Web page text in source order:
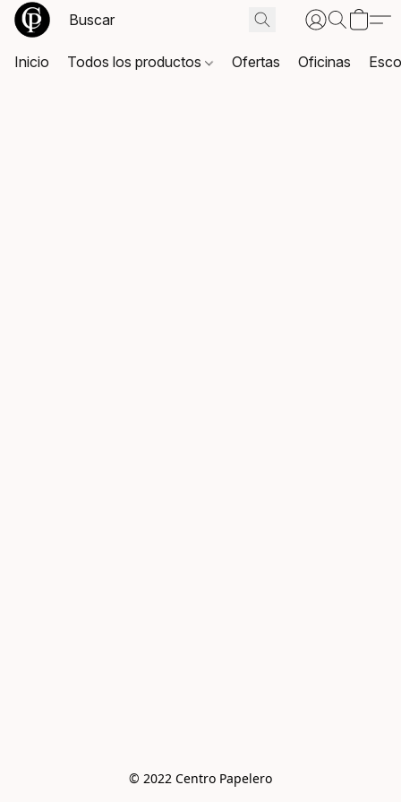
Inicio Todos los productos Ofertas Oficinas
© 2022 Centro Papelero